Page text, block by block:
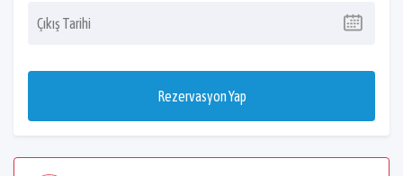
Rezervasyon Yap